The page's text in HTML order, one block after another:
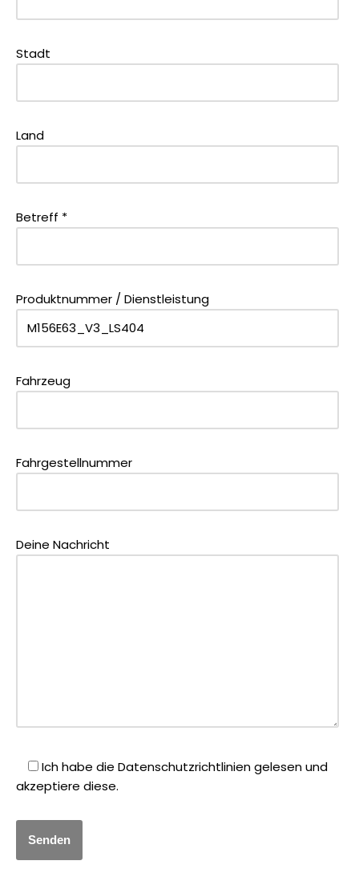
Stadt
Land
Betreff *
Produktnummer / Dienstleistung
Fahrzeug
Fahrgestellnummer
Deine Nachricht
Ich habe die Datenschutzrichtlinien gelesen und
akzeptiere diese.